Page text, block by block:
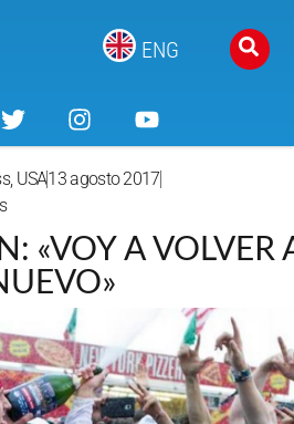
ENG
, USA13 agosto 2017
«VOY A VOLVER